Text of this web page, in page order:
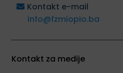
Kontakt e-mail
info@fzmiopio.ba
Kontakt za medije